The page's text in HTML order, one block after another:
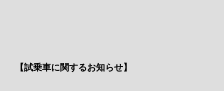
【試乗車に関するお知らせ】